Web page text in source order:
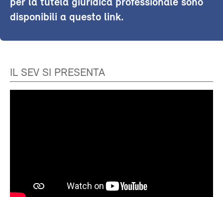
per la tutela giuridica professionale sono
disponibili a questo link.
IL SEV SI PRESENTA